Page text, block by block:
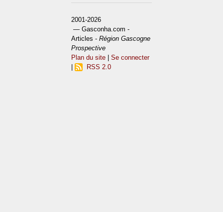
2001-2026
— Gasconha.com -
Articles -Région Gascogne
Prospective
Plan du site |Se connecter
RSS 2.0